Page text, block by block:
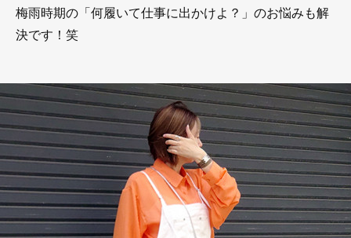
梅雨時期の「何履いて仕事に出かけよ？」のお悩みも解
決です！笑